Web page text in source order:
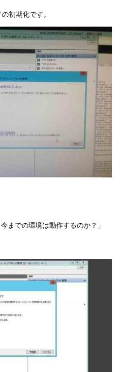
初期化です。
までの環境は動作するのか？」